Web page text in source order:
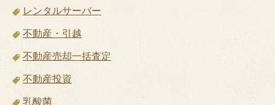
レンタルサーバー
不動産・引越
不動産売却一括査定
不動産投資
乳酸菌